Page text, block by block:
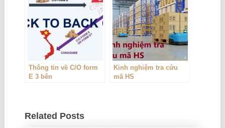
Thông tin về C/O form
E 3 bên
Kinh nghiệm tra cứu
mã HS
Related Posts